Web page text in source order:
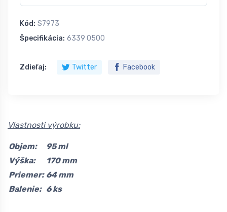
Kód: S7973
Špecifikácia: 6339 0500
Zdieľaj: Twitter Facebook
Vlastnosti výrobku:
Objem:
95 ml
Výška:
170 mm
Priemer: 64 mm
Balenie: 6 ks